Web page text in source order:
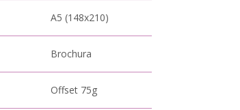
A5 (148x210)
Brochura
Offset 75g